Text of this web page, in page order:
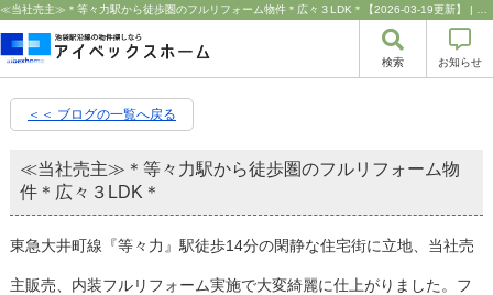
検索 お知らせ
＜＜ ブログの一覧へ戻る
≪当社売主≫＊等々力駅から徒歩圏のフルリフォーム物
件＊広々３LDK＊
東急大井町線『等々力』駅徒歩14分の閑静な住宅街に立地、当社売
主販売、内装フルリフォーム実施で大変綺麗に仕上がりました。フ